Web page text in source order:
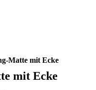
Matte mit Ecke
mit Ecke